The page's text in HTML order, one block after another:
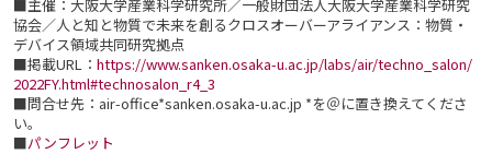
■主催：大阪大学産業科学研究所／一般財団法人大阪大学産業科学研究
協会／人と知と物質で未来を創るクロスオーバーアライアンス：物質・
デバイス領域共同研究拠点
■掲載URL： https://www.sanken.osaka-u.ac.jp/labs/air/techno_salon/
2022FY.html#technosalon_r4_3
■問合せ先：air-office*sanken.osaka-u.ac.jp *を＠に置き換えてくださ
い。
■パンフレット